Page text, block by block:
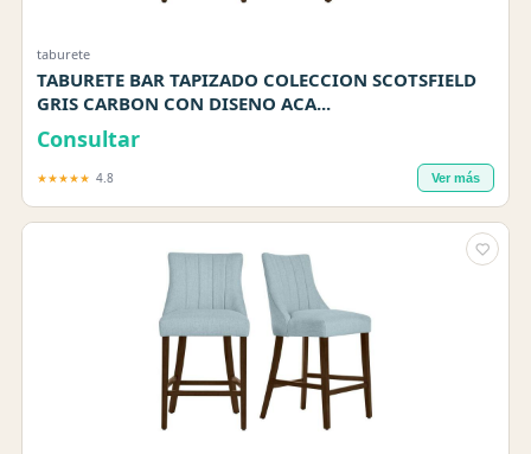
taburete
TABURETE BAR TAPIZADO COLECCION SCOTSFIELD
GRIS CARBON CON DISENO ACA...
Consultar
★★★★★ 4.8 Ver más